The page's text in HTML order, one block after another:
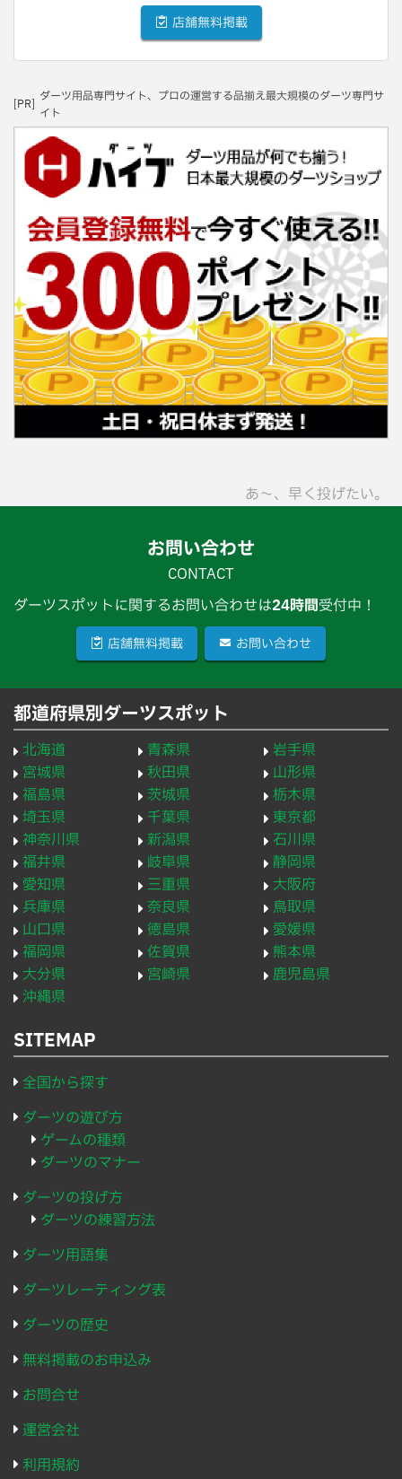
店舗無料掲載
[PR]
ダーツ用品専門サイト、プロの運営する品揃え最大規模のダーツ専門サ
イト
あ〜、早く投げたい。
お問い合わせ
CONTACT
ダーツスポットに関するお問い合わせは24時間受付中！
店舗無料掲載 お問い合わせ
都道府県別ダーツスポット
北海道 青森県
岩手県
宮城県
秋田県
山形県
福島県
茨城県
栃木県
埼玉県
千葉県
東京都
神奈川県
新潟県
石川県
福井県
岐阜県
静岡県
愛知県
三重県
大阪府
兵庫県
奈良県
鳥取県
山口県
徳島県
愛媛県
福岡県
佐賀県
熊本県
大分県
宮崎県
鹿児島県
沖縄県
SITEMAP
全国から探す
ダーツの遊び方
ゲームの種類
ダーツのマナー
ダーツの投げ方
ダーツの練習方法
ダーツ用語集
ダーツレーティング表
ダーツの歴史
無料掲載のお申込み
お問合せ
運営会社
利用規約